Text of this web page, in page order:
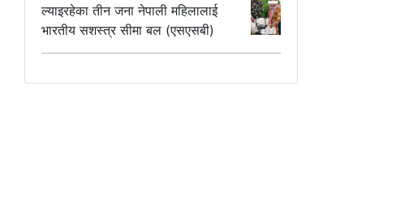
ल्याइरहेका तीन जना नेपाली महिलालाई
भारतीय सशस्त्र सीमा बल (एसएसबी)